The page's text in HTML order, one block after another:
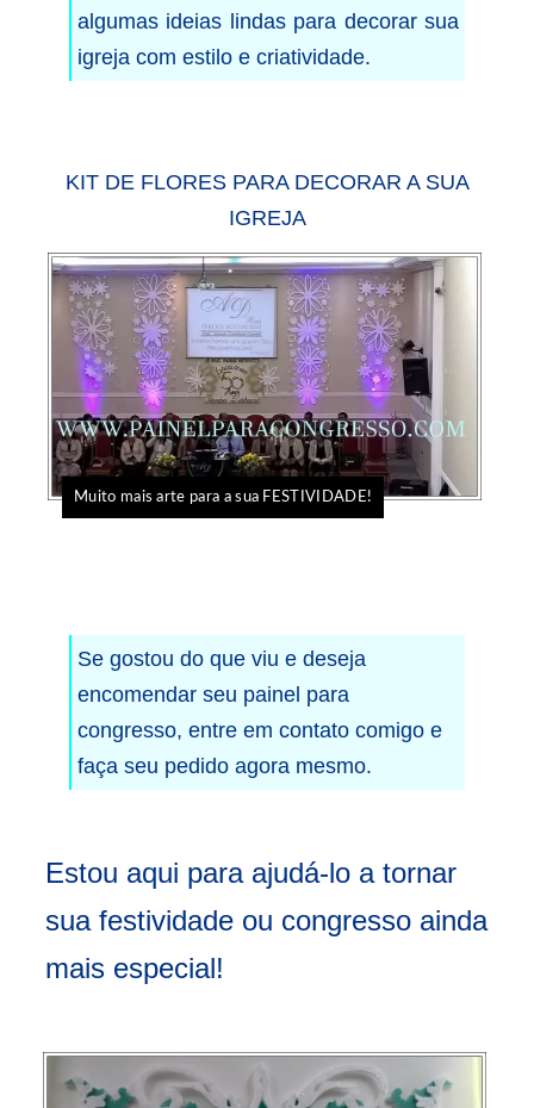
algumas ideias lindas para decorar sua
igreja com estilo e criatividade.
KIT DE FLORES PARA DECORAR A SUA
IGREJA
Muito mais arte para a sua FESTIVIDADE!
Se gostou do que viu e deseja
encomendar seu painel para
congresso, entre em contato comigo e
faça seu pedido agora mesmo.
Estou aqui para ajudá-lo a tornar
sua festividade ou congresso ainda
mais especial!